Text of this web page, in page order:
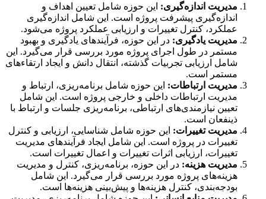
مدیریت اندازه‌گیری:این حوزه شامل تعیین اهداف و
اندازه‌گیری پیشرفت پروژه است. این شامل اندازه‌گیری
عملکرد، کنترل تغییرات و ارزیابی عملکرد پروژه می‌شود.
مدیریت یادگیری:در این حوزه، فرآیندهای یادگیری و بهبود
مستمر در طول اجرای پروژه مورد بررسی قرار می‌گیرد. این
شامل ارزیابی تجربیات گذشته، انتقال دانش و ایجاد ارتقاء‌های
مستمر است.
مدیریت ارتباطات:این حوزه شامل برنامه‌ریزی، ارتباط و
مدیریت ارتباطات داخلی و خارجی پروژه است. این شامل
تعیین نیازمندی‌های ارتباطی، برنامه‌ریزی جلسات و ارتباط با
ذینفعان است.
مدیریت تغییرات:این حوزه شامل شناسایی، ارزیابی و کنترل
تغییرات در پروژه است. این شامل ایجاد فرآیندهای مدیریت
تغییرات، ارزیابی اثرات تغییرات و اعمال تغییرات است.
مدیریت هزینه:در این حوزه، برنامه‌ریزی، کنترل و مدیریت
هزینه‌های پروژه مورد بررسی قرار می‌گیرد. این شامل
بودجه‌بندی، کنترل هزینه‌ها و پیش‌بینی هزینه‌ها است.